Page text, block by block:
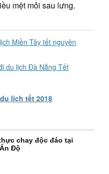
mệt mỏi sau lưng.
Miền Tây tết nguyên
du lịch Đà Nẵng Tết
du lịch tết 2018
chay độc đáo tại
Độ